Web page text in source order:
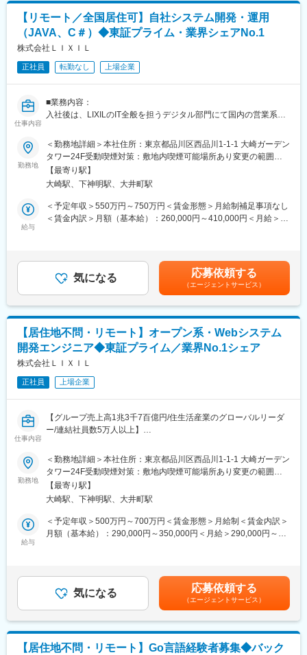
変更の範囲：会社の定める業務
業スタイルになります。
＜具体的な業務内容＞
・担当する製品の提案、技術サポート（手術の立会いあり）
・最新の医療関連情報の提供、医療機関へのサポート（勉強・セ
ミナーの主催など）
・販売代理店へのサポート
※担当病院数は10～15施設ほどです。
※緊急の呼び出し等は発生いたしません。
■担当製品
サージェリー事業本部で展開している外科の製品群で「手術用縫
合糸」「手術用器機」「止血剤」の大きく3つ分けれております。
入社後はいずれかの製品群を担当いただきます。豊富なラインナ
ップを揃えており、顧客のニーズに合わせた最適なソリューショ
ン提案が可能です。
を頂くなど基礎的な知識を身につけてからの現場配属になりま
す。現場配属後も上長や先輩社員との営業動向や勉強会、年次や
階層別の研修プログラムを用意しているため、継続的に知識習得
だきます。
■キャリアパス
・マネージャー、本社部門など、長期的に多くのキャリアパスが
ございます。それを実現するための社内制度も大変充実しており
ます。
例）GROWプログラム：短期間にて他部署の業務体験が可能／社
内公募制度：職種、セクター間の異動を行える制度
変更の範囲：会社の定める業務
【リモート／全国居住可】自社システム開発・運用
（JAVA、C＃）◆東証プライム・業界シェアNo.1
株式会社ＬＩＸＩＬ
正社員 転勤なし 上場企業
仕事内容
■業務内容：
入社後は、LIXILのIT全般を担うデジタル部門にて国内の営業系シ
テム部に所属し、以下業務を担当していただきます。
※必要に応じて数か月に1,2回程出社が発生する場合があります。
<技術スタック>
・言語：JAVA、C＃
※上記以外のインタープリタ言語（Python、JavaScript、PHPな
ど）の開発経験がある方も歓迎します！
・DB：SQL Server、PostgreSQLなど
・LIXILで販売する太陽光発電商材、住宅用壁材、住宅の設計支援
サービスの見積や受発注、保証管理などの業務を支援するシステ
ムの開発、運用保守
・部門方針や他チームとの活動連携、情報の発信
■柔軟な働き方：
持って、心理的安全性を保ち、小さな単位で素早くリリースしフ
ィードバックをもらう仕事の仕方を推進しています。また、スー
務体系で、ワークライフバランスを大切にしながら働くことがで
きます。
■エンジニア主導の開発文化：
ビジネス側との良好なコミュニケーションをもとに、エンジニア
が主導しプロダクト開発をすすめております。アイデアや技術力
を活かし、大きな裁量を持って開発に携わることができます。
■参考：
LIXIL、「DXプラチナ企業」に初選定
https://www.lixil.com/jp/stories/stories_30/
LIXILの常務役員が語る「デジタル部門の役割や魅力」とは
https://www.youtube.com/watch?v=pOp5VwhVkXM
勤務地
＜勤務地詳細＞本社住所：東京都品川区西品川1-1-1 大崎ガーデン
タワー24F受動喫煙対策：敷地内喫煙可能場所あり変更の範囲：
会社の定める事業所（リモートワーク含む）
【最寄り駅】
大崎駅、下神明駅、大井町駅
給与
＜予定年収＞550万円～750万円＜賃金形態＞月給制補足事項なし
＜賃金内訳＞月額（基本給）：260,000円～410,000円＜月給＞
あり、選考を通じて上下する可能性があります。月給(月額)は固定
手当を含めた表記です。
気になる 応募依頼する
（エージェントサービス）
【居住地不問・リモート】オープン系・Webシステム
開発エンジニア◆東証プライム／業界No.1シェア
株式会社ＬＩＸＩＬ
正社員 上場企業
仕事内容
【グループ売上高1兆3千7百億円/住生活産業のグローバルリーダ
ー/連結社員数5万人以上】
■業務内容：
入社後はJapan Sales Front部に所属し、住宅建材流通店様向け販
売管理パッケージシステムにて実装する業務機能（見積、発注、
売上、請求、回収、販売分析）の開発とシステムの運用保守の全
般を担当していただきます。
<詳細>
◎システム開発・運用保守
◎開発パートナーである協力会社との連携・管理
■当社デジタル部門の特徴：
力を活かし、大きな裁量を持って開発に携わることができます。
勤務地
＜勤務地詳細＞本社住所：東京都品川区西品川1-1-1 大崎ガーデン
タワー24F受動喫煙対策：敷地内喫煙可能場所あり変更の範囲：
会社の定める事業所（リモートワーク含む）
【最寄り駅】
大崎駅、下神明駅、大井町駅
給与
＜予定年収＞500万円～700万円＜賃金形態＞月給制＜賃金内訳＞
月額（基本給）：290,000円～350,000円＜月給＞290,000円～
月・12月※約5～5.5ヶ月分程度賃金はあくまでも目安の金額であ
り、選考を通じて上下する可能性があります。月給(月額)は固定手
気になる 応募依頼する
（エージェントサービス）
【居住地不問・リモート】Go言語経験者募集◆バック